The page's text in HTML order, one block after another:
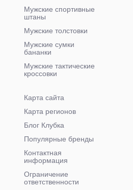
Мужские спортивные
штаны
Мужские толстовки
Мужские сумки
бананки
Мужские тактические
кроссовки
Карта сайта
Карта регионов
Блог Клубка
Популярные бренды
Контактная
информация
Ограничение
ответственности